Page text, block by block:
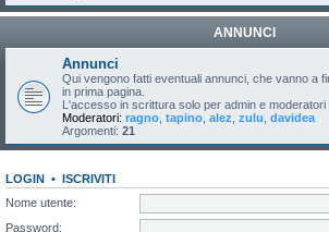
ANNUNCI
Annunci
Qui vengono fatti eventuali annunci, che vanno a
in prima pagina.
L'accesso in scrittura solo per admin e moderatori
Moderatori: ragno tapino alez zulu davidea
Argomenti: 21
LOGIN • ISCRIVITI
Nome utente:
Password: